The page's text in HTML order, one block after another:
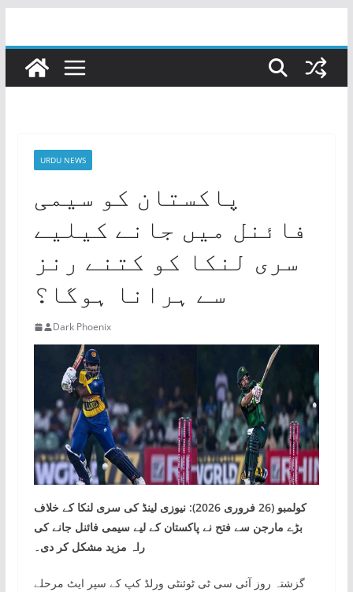
content
URDU NEWS
پاکستان کو سیمی
فائنل میں جانے کیلیے
سری لنکا کو کتنے رنز
سے ہرانا ہوگا؟
Dark Phoenix
کولمبو (26 فروری 2026): نیوزی لینڈ کی سری لنکا کے خلاف
بڑے مارجن سے فتح نے پاکستان کے لیے سیمی فائنل جانے کی
راہ مزید مشکل کر دی۔
گزشتہ روز آئی سی ٹی ٹوئنٹی ورلڈ کپ کے سپر ایٹ مرحلے